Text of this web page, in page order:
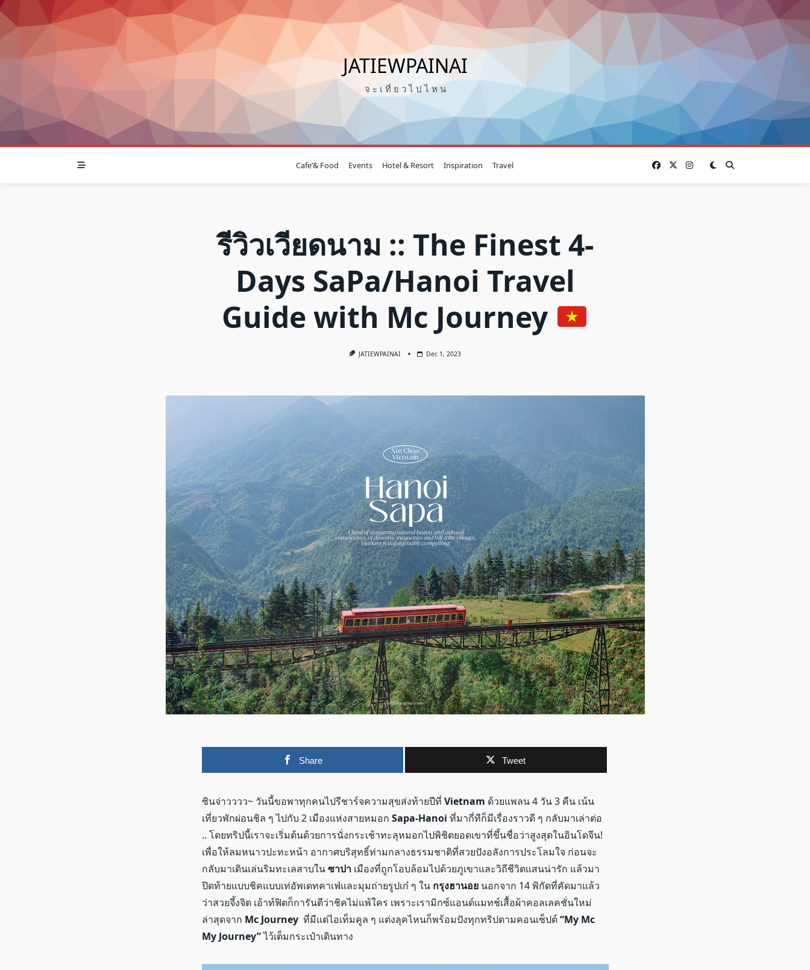
Skip
to
content
JATIEWPAINAI
จ ะ เ ที่ ย ว ไ ป ไ ห น
Cafe’& Food Events Hotel & Resort Inspiration Travel
รีวิวเวียดนาม :: The Finest 4-
Days SaPa/Hanoi Travel
Guide with Mc Journey
JATIEWPAINAI Dec 1, 2023
Share Tweet
ซินจ่าวววว~ วันนี้ขอพาทุกคนไปรีชาร์จความสุขส่งท้ายปีที่ Vietnam ด้วยแพลน 4 วัน 3 คืน เน้น
เที่ยวพักผ่อนชิล ๆ ไปกับ 2 เมืองแห่งสายหมอก Sapa-Hanoi ที่มากี่ทีก็มีเรื่องราวดี ๆ กลับมาเล่าต่อ
.. โดยทริปนี้เราจะเริ่มต้นด้วยการนั่งกระเช้าทะลุหมอกไปพิชิตยอดเขาที่ขึ้นชื่อว่าสูงสุดในอินโดจีน!
เพื่อให้ลมหนาวปะทะหน้า อากาศบริสุทธิ์ท่ามกลางธรรมชาติที่สวยปังอลังการประโลมใจ ก่อนจะ
กลับมาเดินเล่นริมทะเลสาบในซาปาเมืองที่ถูกโอบล้อมไปด้วยภูเขาและวิถีชีวิตแสนน่ารัก แล้วมา
ปิดท้ายแบบชิคแบบเท่อัพเดทคาเฟ่และมุมถ่ายรูปเก๋ ๆ ใน กรุงฮานอยนอกจาก 14 พิกัดที่คัดมาแล้ว
ว่าสวยจึ้งจิต เอ้าท์ฟิตก็การันตีว่าชิคไม่แพ้ใคร เพราะเรามิกซ์แอนด์แมทช์เสื้อผ้าคอลเลคชั่นใหม่
ล่าสุดจาก Mc Journeyที่มีแต่ไอเท็มคูล ๆ แต่งลุคไหนก็พร้อมปังทุกทริปตามคอนเซ็ปต์“My Mc
My Journey”ไว้เต็มกระเป๋าเดินทาง